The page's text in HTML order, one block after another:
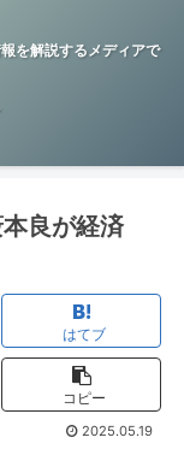
を解説するメディアで
良が経済
はてブ
コピー
2025.05.19